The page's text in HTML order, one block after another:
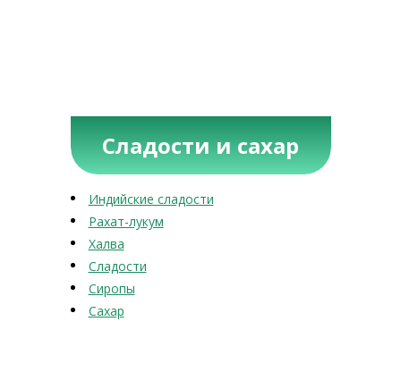
Сладости и сахар
Индийские сладости
Рахат-лукум
Халва
Сладости
Сиропы
Сахар